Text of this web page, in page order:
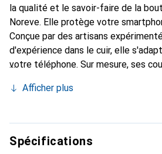
la qualité et le savoir-faire de la
Noreve. Elle protège votre
Conçue par des artisans
d'expérience dans le cuir, elle
votre téléphone. Sur mesure, ses
l'accessoire chic et indispensable
ses produits de haute qualité et
pour une clientèle exigeante.
Afficher plus
Spécifications